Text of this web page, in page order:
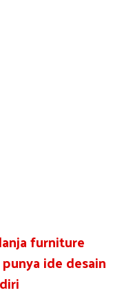
furniture
ide desain